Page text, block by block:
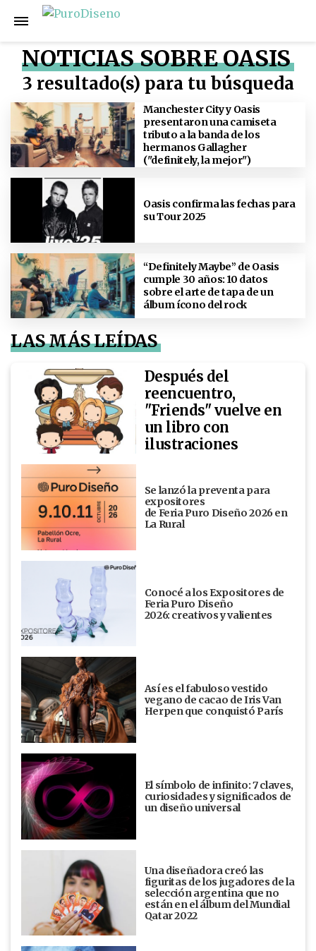
NOTICIAS SOBRE OASIS
3 resultado(s) para tu búsqueda
Manchester City y Oasis
presentaron una camiseta
tributo a la banda de los
hermanos Gallagher
("definitely, la mejor")
Oasis confirma las fechas para
su Tour 2025
“Definitely Maybe” de Oasis
cumple 30 años: 10 datos
sobre el arte de tapa de un
álbum ícono del rock
LAS MÁS LEÍDAS
Después del
reencuentro,
"Friends" vuelve en
un libro con
ilustraciones
Se lanzó la preventa para
expositores
de Feria Puro Diseño 2026 en
La Rural
Conocé a los Expositores de
Feria Puro Diseño
2026: creativos y valientes
Así es el fabuloso vestido
vegano de cacao de Iris Van
Herpen que conquistó París
El símbolo de infinito: 7 claves,
curiosidades y significados de
un diseño universal
Una diseñadora creó las
figuritas de los jugadores de la
selección argentina que no
están en el álbum del Mundial
Qatar 2022